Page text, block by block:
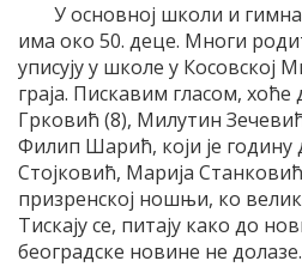
У основној школи и
има око 50. деце. Многи
уписују у школе у Косовској
граја. Пискавим гласом,
Грковић (8), Милутин
Филип Шарић, који је годину
Стојковић, Марија
призренској ношњи, ко
Тискају се, питају како до
београдске новине не